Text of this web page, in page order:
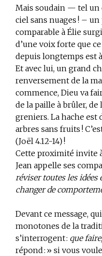
Mais soudain — tel un
ciel sans nuages ! –
comparable à Élie
d’une voix forte que
depuis longtemps est
Et avec lui, un grand
renversement de la
commence, Dieu va
de la paille à brûler,
greniers. La hache est
arbres sans fruits !
(Joël 4.12-14) !
Cette proximité invite
Jean appelle ses
réviser toutes les idées
changer de
Devant ce message,
monotones de la
s’interrogent : que
répond : » si vous